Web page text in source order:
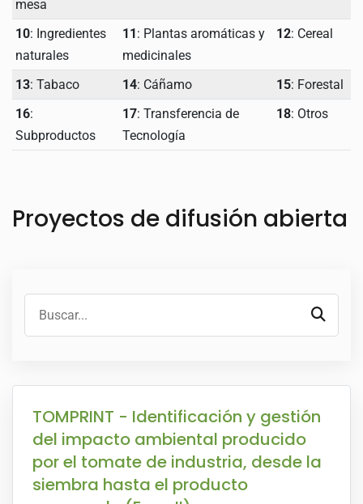
mesa
10: Ingredientes
naturales
11: Plantas aromáticas y
medicinales
12: Cereal
13: Tabaco 14: Cáñamo 15: Forestal
16:
Subproductos
17: Transferencia de
Tecnología
18: Otros
Proyectos de difusión abierta
TOMPRINT - Identificación y gestión
del impacto ambiental producido
por el tomate de industria, desde la
siembra hasta el producto